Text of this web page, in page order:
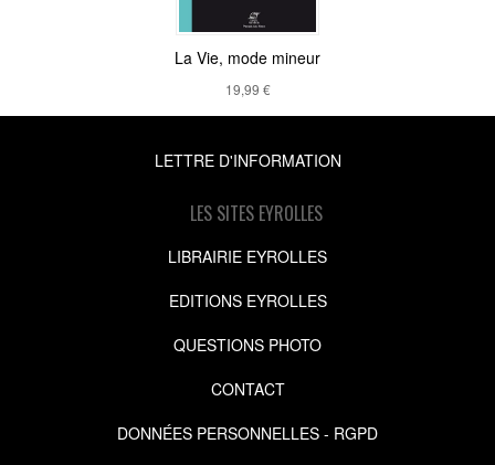
La Vie, mode mineur
19,99 €
LETTRE D'INFORMATION
LES SITES EYROLLES
LIBRAIRIE EYROLLES
EDITIONS EYROLLES
QUESTIONS PHOTO
CONTACT
DONNÉES PERSONNELLES - RGPD